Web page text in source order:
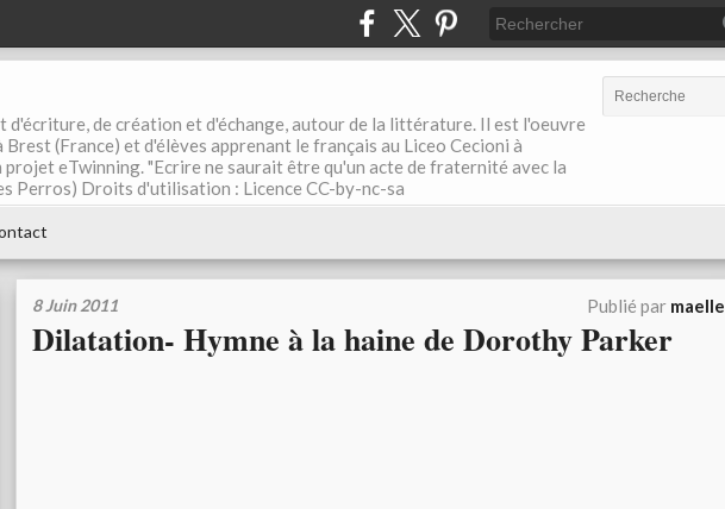
d'écriture, de création et d'échange, autour de la littérature. Il est l'oeuvre
Brest (France) et d'élèves apprenant le français au Liceo Cecioni à
projet eTwinning. "Ecrire ne saurait être qu'un acte de fraternité avec la
Perros) Droits d'utilisation : Licence CC-by-nc-sa
8 Juin 2011 Publié par maelle
Dilatation- Hymne à la haine de Dorothy Parker